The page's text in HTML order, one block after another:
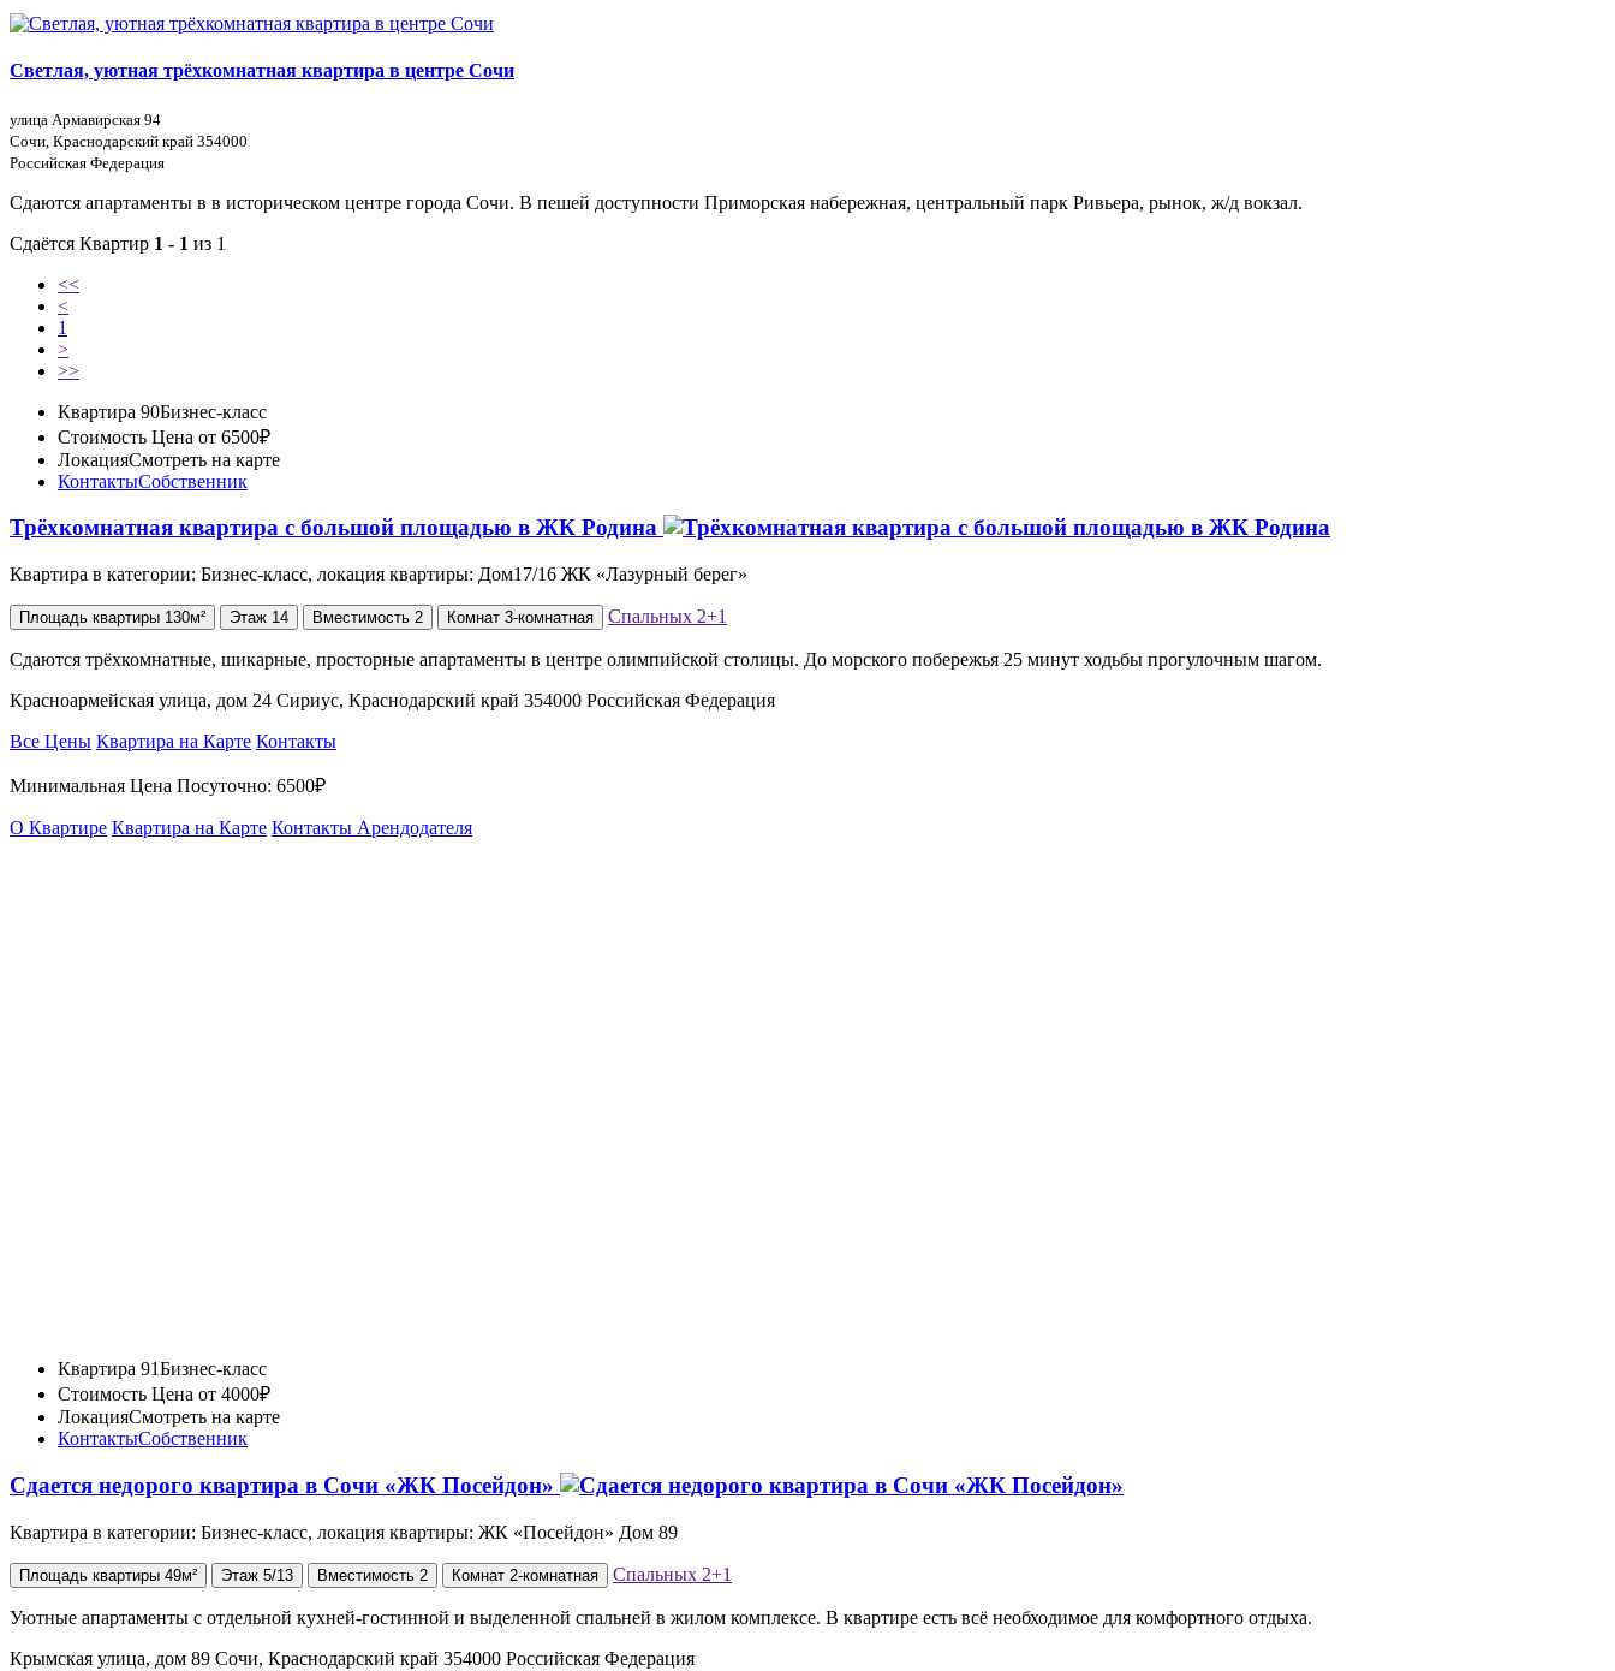
Светлая, уютная трёхкомнатная квартира в центре Сочи
улица Армавирская 94
Сочи, Краснодарский край 354000
Российская Федерация
Сдаются апартаменты в в историческом центре города Сочи. В пешей доступности Приморская набережная, центральный парк Ривьера, рынок, ж/д вокзал.
Сдаётся Квартир 1 - 1 из 1
<<
<
1
>
>>
Квартира 90Бизнес-класс
Стоимость Цена от 6500₽
ЛокацияСмотреть на карте
КонтактыСобственник
Трёхкомнатная квартира с большой площадью в ЖК Родина
Квартира в категории: Бизнес-класс, локация квартиры: Дом17/16 ЖК «Лазурный берег»
Площадь квартиры 130м² Этаж 14 Вместимость 2 Комнат 3-комнатная Спальных 2+1
Сдаются трёхкомнатные, шикарные, просторные апартаменты в центре олимпийской столицы. До морского побережья 25 минут ходьбы прогулочным шагом.
Красноармейская улица, дом 24 Сириус, Краснодарский край 354000 Российская Федерация
Все Цены Квартира на Карте Контакты
Минимальная Цена Посуточно: 6500₽
О Квартире Квартира на Карте Контакты Арендодателя
Квартира 91Бизнес-класс
Стоимость Цена от 4000₽
ЛокацияСмотреть на карте
КонтактыСобственник
Сдается недорого квартира в Сочи «ЖК Посейдон»
Квартира в категории: Бизнес-класс, локация квартиры: ЖК «Посейдон» Дом 89
Площадь квартиры 49м² Этаж 5/13 Вместимость 2 Комнат 2-комнатная Спальных 2+1
Уютные апартаменты с отдельной кухней-гостинной и выделенной спальней в жилом комплексе. В квартире есть всё необходимое для комфортного отдыха.
Крымская улица, дом 89 Сочи, Краснодарский край 354000 Российская Федерация